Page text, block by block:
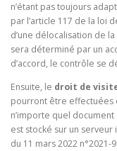
n’étant pas toujours
par l’article 117 de la loi
d’une délocalisation de
sera déterminé par un
d’accord, le contrôle se
Ensuite, le droit de
pourront être effectuées
n’importe quel
est stocké sur un serveur
du 11 mars 2022 n°2021-